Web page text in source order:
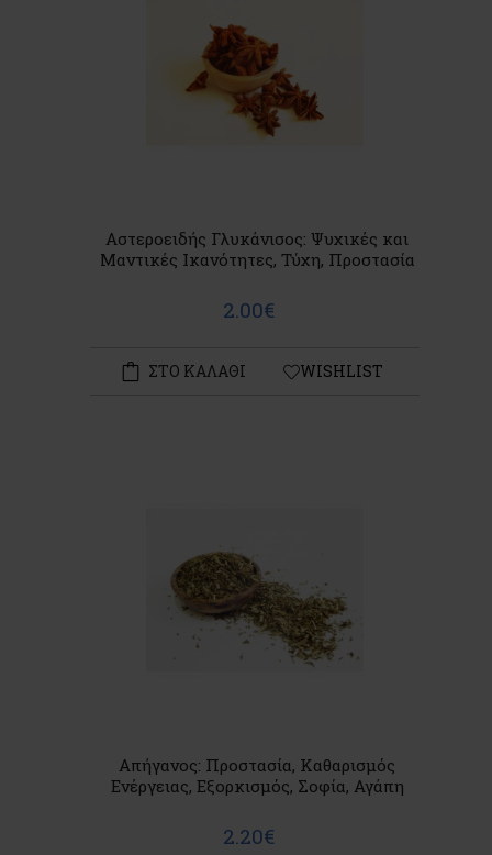
Αστεροειδής Γλυκάνισος: Ψυχικές και
Μαντικές Ικανότητες, Τύχη, Προστασία
2.00€
ΣΤΟ ΚΑΛΑΘΙ WISHLIST
Απήγανος: Προστασία, Καθαρισμός
Ενέργειας, Εξορκισμός, Σοφία, Αγάπη
2.20€